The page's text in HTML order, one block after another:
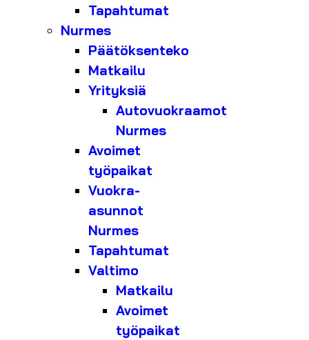
Tapahtumat
Nurmes
Päätöksenteko
Matkailu
Yrityksiä
Autovuokraamot
Nurmes
Avoimet
työpaikat
Vuokra-
asunnot
Nurmes
Tapahtumat
Valtimo
Matkailu
Avoimet
työpaikat